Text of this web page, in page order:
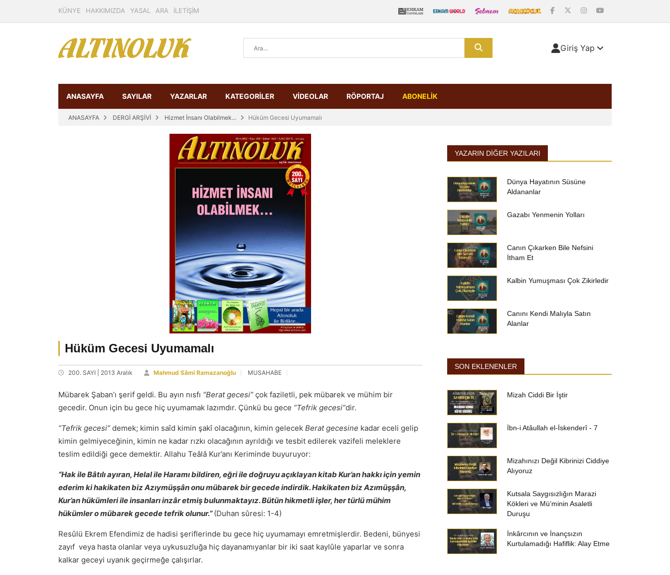
KÜNYE HAKKIMIZDA YASAL ARA İLETİŞİM
Giriş Yap
ANASAYFA SAYILAR YAZARLAR KATEGORİLER VİDEOLAR RÖPORTAJ ABONELİK
ANASAYFA DERGİ ARŞİVİ Hizmet İnsanı Olabilmek... Hüküm Gecesi Uyumamalı
Hüküm Gecesi Uyumamalı
200. SAYI | 2013 Aralık Mahmud Sâmi Ramazanoğlu MUSAHABE
Mübarek Şaban’ı şerif geldi. Bu ayın nısfı “Berat gecesi” çok faziletli, pek mübarek ve mühim bir
gecedir. Onun için bu gece hiç uyumamak lazımdır. Çünkü bu gece “Tefrik gecesi”dir.
“Tefrik gecesi” demek; kimin saîd kimin şakî olacağının, kimin gelecek Berat gecesine kadar eceli gelip
kimin gelmiyeceğinin, kimin ne kadar rızkı olacağının ayrıldığı ve tesbit edilerek vazifeli meleklere
teslim edildiği gece demektir. Allahu Teâlâ Kur’anı Keriminde buyuruyor:
“Hak ile Bâtılı ayıran, Helal ile Haramı bildiren, eğri ile doğruyu açıklayan kitab Kur’an hakkı için yemin
ederim ki hakikaten biz Azıymüşşân onu mübarek bir gecede indirdik. Hakikaten biz Azımüşşân,
Kur’an hükümleri ile insanları inzâr etmiş bulunmaktayız. Bütün hikmetli işler, her türlü mühim
hükümler o mübarek gecede tefrik olunur.”(Duhan sûresi: 1-4)
Resûlü Ekrem Efendimiz de hadisi şeriflerinde bu gece hiç uyumamayı emretmişlerdir. Bedeni, bünyesi
zayıf veya hasta olanlar veya uykusuzluğa hiç dayanamıyanlar bir iki saat kaylûle yaparlar ve sonra
kalkar geceyi uyanık geçirmeğe çalışırlar.
YAZARIN DIĞER YAZILARI
Dünya Hayatının Süsüne
Aldananlar
Gazabı Yenmenin Yolları
Canın Çıkarken Bile Nefsini
İtham Et
Kalbin Yumuşması Çok Zikirledir
Canını Kendi Malıyla Satın
Alanlar
SON EKLENENLER
Mizah Ciddi Bir İştir
İbn-i Atâullah el-İskenderî - 7
Mizahınızı Değil Kibrinizi Ciddiye
Alıyoruz
Kutsala Saygısızlığın Marazi
Kökleri ve Mü’minin Asaletli
Duruşu
İnkârcının ve İnançsızın
Kurtulamadığı Hafiflik: Alay Etme